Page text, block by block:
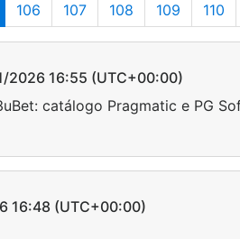
106 107 108 109 110
16:55 (UTC+00:00)
catálogo Pragmatic e PG
(UTC+00:00)